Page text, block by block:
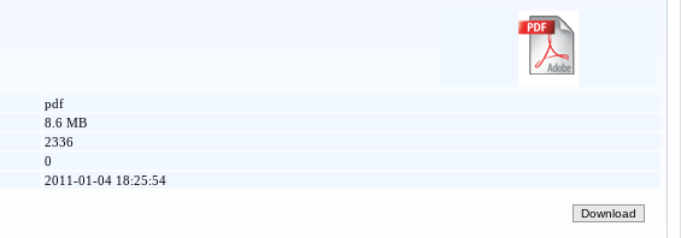
pdf
8.6 MB
2336
0
2011-01-04 18:25:54